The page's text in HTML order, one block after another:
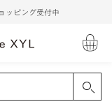
ッピング受付中